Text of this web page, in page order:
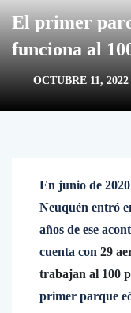
El primer
funciona al
OCTUBRE 11, 2022
En junio de
Neuquén entró
años de ese
cuenta con 29
trabajan al 100
primer parque